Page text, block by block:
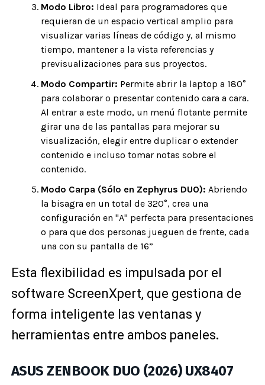
Modo Libro: Ideal para programadores que
requieran de un espacio vertical amplio para
visualizar varias líneas de código y, al mismo
tiempo, mantener a la vista referencias y
previsualizaciones para sus proyectos.
Modo Compartir: Permite abrir la laptop a 180°
para colaborar o presentar contenido cara a cara.
Al entrar a este modo, un menú flotante permite
girar una de las pantallas para mejorar su
visualización, elegir entre duplicar o extender
contenido e incluso tomar notas sobre el
contenido.
Modo Carpa (Sólo en Zephyrus DUO): Abriendo
la bisagra en un total de 320°, crea una
configuración en "A" perfecta para presentaciones
o para que dos personas jueguen de frente, cada
una con su pantalla de 16”
Esta flexibilidad es impulsada por el
software ScreenXpert, que gestiona de
forma inteligente las ventanas y
herramientas entre ambos paneles.
ASUS ZENBOOK DUO (2026) UX8407